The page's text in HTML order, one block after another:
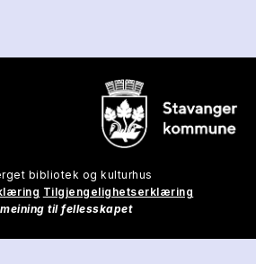
bibliotek og kulturhus
Tilgjengelighetserklæring
til fellesskapet